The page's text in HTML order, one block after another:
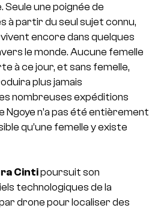
Seule une poignée de
à partir du seul sujet connu,
encore dans quelques
le monde. Aucune femelle
à ce jour, et sans femelle,
plus jamais
nombreuses expéditions
n’a pas été entièrement
qu’une femelle y existe
Cintipoursuit son
technologiques de la
drone pour localiser des